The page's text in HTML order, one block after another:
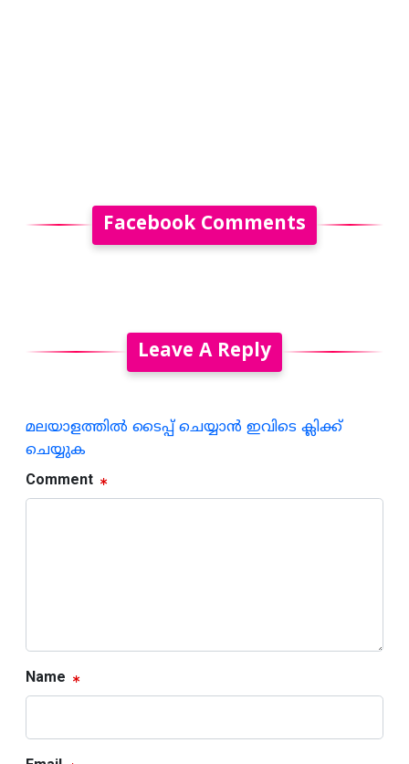
Facebook Comments
Leave A Reply
മലയാളത്തില്‍ ടൈപ്പ് ചെയ്യാന്‍ ഇവിടെ ക്ലിക്ക്
ചെയ്യുക
Comment
Name